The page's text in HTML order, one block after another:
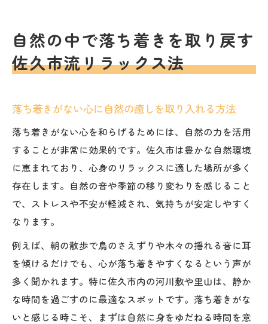
注意点
落ち着きがない時におすすめの自然体験ポ
イント
ント
落ち着きがない時に役立つ佐久市癒し体験のす
すめ
落ち着きがない時に試したい佐久市癒し体
験特集
リラックス方法として注目される地元体験
心のざわつきを癒す佐久市流リラクゼーシ
ョン術
落ち着きがない心に寄り添う体験型サービ
ス紹介
自然の中で落ち着きを取り戻す
佐久市流リラックス法
落ち着きがない心に自然の癒しを取り入れる方法
落ち着きがない心を和らげるためには、自然の力を活用
することが非常に効果的です。佐久市は豊かな自然環境
に恵まれており、心身のリラックスに適した場所が多く
存在します。自然の音や季節の移り変わりを感じること
で、ストレスや不安が軽減され、気持ちが安定しやすく
なります。
例えば、朝の散歩で鳥のさえずりや木々の揺れる音に耳
を傾けるだけでも、心が落ち着きやすくなるという声が
多く聞かれます。特に佐久市内の河川敷や里山は、静か
な時間を過ごすのに最適なスポットです。落ち着きがな
いと感じる時こそ、まずは自然に身をゆだねる時間を意